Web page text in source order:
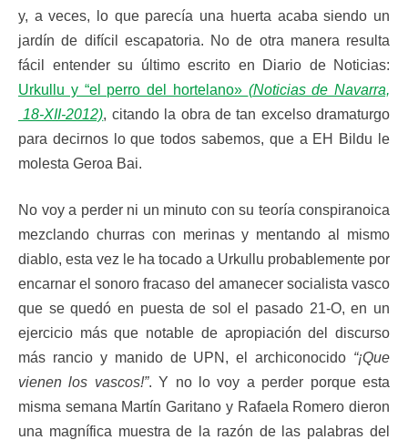
y, a veces, lo que parecía una huerta acaba siendo un
jardín de difícil escapatoria. No de otra manera resulta
fácil entender su último escrito en Diario de Noticias:
Urkullu y “el perro del hortelano» (Noticias de Navarra,
18-XII-2012), citando la obra de tan excelso dramaturgo
para decirnos lo que todos sabemos, que a EH Bildu le
molesta Geroa Bai.
No voy a perder ni un minuto con su teoría conspiranoica
mezclando churras con merinas y mentando al mismo
diablo, esta vez le ha tocado a Urkullu probablemente por
encarnar el sonoro fracaso del amanecer socialista vasco
que se quedó en puesta de sol el pasado 21-O, en un
ejercicio más que notable de apropiación del discurso
más rancio y manido de UPN, el archiconocido “¡Que
vienen los vascos!”. Y no lo voy a perder porque esta
misma semana Martín Garitano y Rafaela Romero dieron
una magnífica muestra de la razón de las palabras del